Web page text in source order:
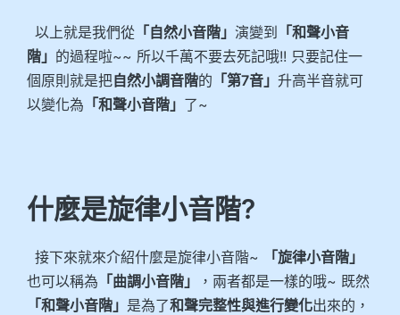
以上就是我們從 「自然小音階」 演變到
「和聲小音
階」 的過程啦~~ 所以千萬不要去死記哦!! 只要記住一
個原則就是把自然小調音階的 「第7音」 升高半音就可
以變化為 「和聲小音階」 了~
什麼是旋律小音階?
接下來就來介紹什麼是旋律小音階~
「旋律小音階」
也可以稱為 「曲調小音階」
，兩者都是一樣的哦~ 既然
「和聲小音階」 是為了和聲完整性與進行變化出來的，